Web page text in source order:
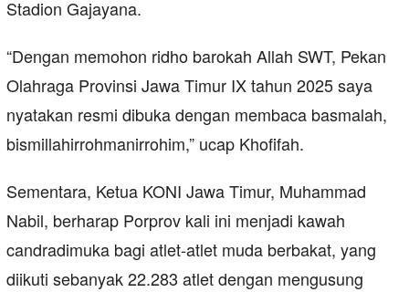
Stadion Gajayana.
“Dengan memohon ridho barokah Allah SWT, Pekan
Olahraga Provinsi Jawa Timur IX tahun 2025 saya
nyatakan resmi dibuka dengan membaca basmalah,
bismillahirrohmanirrohim,” ucap Khofifah.
Sementara, Ketua KONI Jawa Timur, Muhammad
Nabil, berharap Porprov kali ini menjadi kawah
candradimuka bagi atlet-atlet muda berbakat, yang
diikuti sebanyak 22.283 atlet dengan mengusung